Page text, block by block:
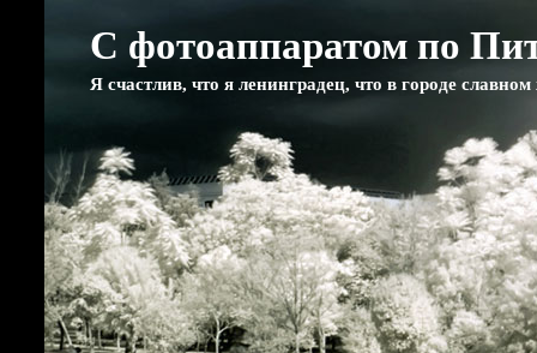
С фотоаппаратом по
Я счастлив, что я ленинградец, что в городе